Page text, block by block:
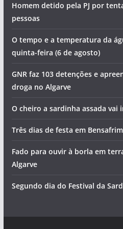
Homem detido pela PJ por
pessoas
O tempo e a temperatura da
quinta-feira (6 de agosto)
GNR faz 103 detenções e
droga no Algarve
O cheiro a sardinha assada vai
Três dias de festa em Bensafrim
Fado para ouvir à borla em
Algarve
Segundo dia do Festival da